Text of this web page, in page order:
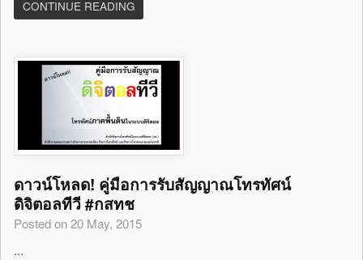
CONTINUE READING
ดาวน์โหลด! คู่มือการรับสัญญาณโทรทัศน์
ดิจิตอลทีวี #กสทช
Posted on 20 May, 2015
...